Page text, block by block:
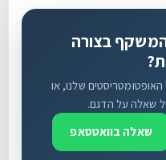
בצורה
שלנו, או
שאלה על הדגם.
שאלה בוואטסאפ